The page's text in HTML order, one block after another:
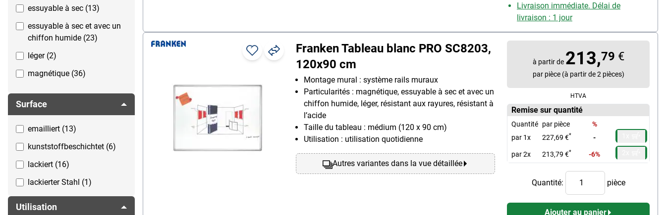
essuyable à sec (13)
essuyable à sec et avec un
chiffon humide (23)
léger (2)
magnétique (36)
résistant à l?acide (6)
résistant aux rayures (11)
Surface
emailliert (13)
kunststoffbeschichtet (6)
lackiert (16)
lackierter Stahl (1)
Utilisation
Livraison immédiate. Délai de
livraison : 1 jour
Franken Tableau blanc PRO SC8203,
120x90 cm
Montage mural : système rails muraux
Particularités : magnétique, essuyable à sec et avec un
chiffon humide, léger, résistant aux rayures, résistant à
l’acide
Taille du tableau : médium (120 x 90 cm)
Utilisation : utilisation quotidienne
Autres variantes dans la vue détaillée
à partir de 213,79 €
par pièce (à partir de 2 pièces)
HTVA
Remise sur quantité
Quantité par pièce
%
par 1x
227,69 €* -
par 2x 213,79 €* -6%
Quantité: pièce
Ajouter au panier